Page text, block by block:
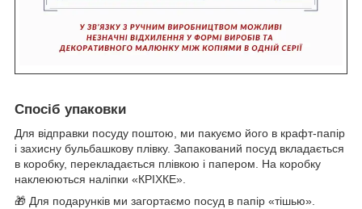
Спосіб упаковки
Для відправки посуду поштою, ми пакуємо його в крафт-папір
і захисну бульбашкову плівку. Запакований посуд вкладається
в коробку, перекладається плівкою і папером. На коробку
наклеюються наліпки «КРІХКЕ».
🎁 Для подарунків ми загортаємо посуд в папір «тішью».